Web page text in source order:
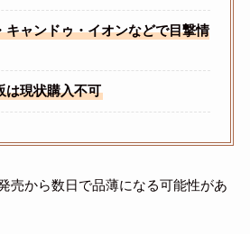
キャンドゥ・イオンなどで目撃情
は現状購入不可
売から数日で品薄になる可能性があ